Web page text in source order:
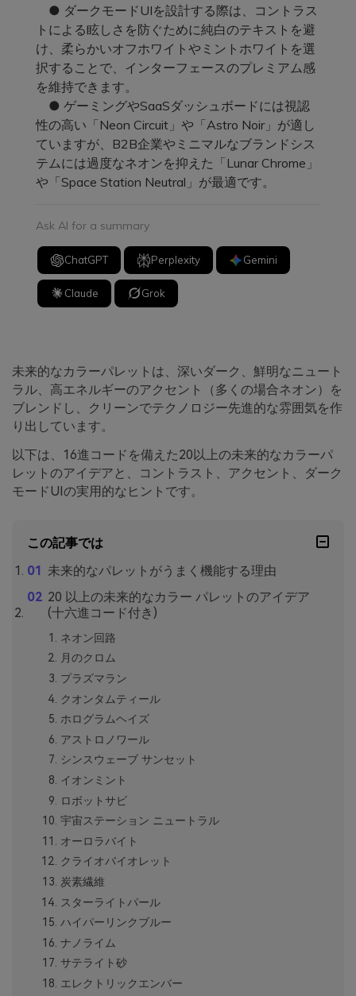
● ダークモードUIを設計する際は、コントラス
トによる眩しさを防ぐために純白のテキストを避
け、柔らかいオフホワイトやミントホワイトを選
択することで、インターフェースのプレミアム感
を維持できます。
● ゲーミングやSaaSダッシュボードには視認
性の高い「Neon Circuit」や「Astro Noir」が適し
ていますが、B2B企業やミニマルなブランドシス
テムには過度なネオンを抑えた「Lunar Chrome」
や「Space Station Neutral」が最適です。
Ask AI for a summary
ChatGPT Perplexity Gemini
Claude Grok
未来的なカラーパレットは、深いダーク、鮮明なニュート
ラル、高エネルギーのアクセント（多くの場合ネオン）を
ブレンドし、クリーンでテクノロジー先進的な雰囲気を作
り出しています。
以下は、16進コードを備えた20以上の未来的なカラーパ
レットのアイデアと、コントラスト、アクセント、ダーク
モードUIの実用的なヒントです。
この記事では
未来的なパレットがうまく機能する理由
20 以上の未来的なカラー パレットのアイデア
(十六進コード付き)
ネオン回路
月のクロム
プラズマラン
クオンタムティール
ホログラムヘイズ
アストロノワール
シンスウェーブ サンセット
イオンミント
ロボットサビ
宇宙ステーション ニュートラル
オーロラバイト
クライオバイオレット
炭素繊維
スターライトパール
ハイパーリンクブルー
ナノライム
サテライト砂
エレクトリックエンバー